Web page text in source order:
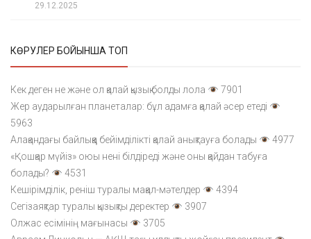
29.12.2025
КӨРУЛЕР БОЙЫНША ТОП
Кек деген не және ол қалай қызық болды лола
7901
Жер аударылған планеталар: бұл адамға қалай әсер етеді
5963
Алақандағы байлыққа бейімділікті қалай анықтауға болады
4977
«Қошқар мүйіз» оюы нені білдіреді және оны қайдан табуға
болады?
4531
Кешірімділік, реніш туралы мақал-мәтелдер
4394
Сегізаяқтар туралы қызықты деректер
3907
Олжас есімінің мағынасы
3705